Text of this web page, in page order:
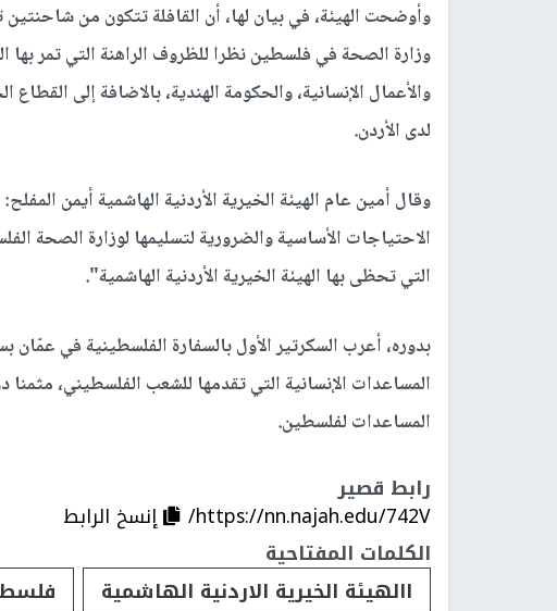
وأوضحت الهيئة، في بيان لها، أن القافلة تتكون من
وزارة الصحة في فلسطين نظرا للظروف الراهنة التي تمر بها
والأعمال الإنسانية، والحكومة الهندية، بالاضافة إلى
لدى الأردن.
وقال أمين عام الهيئة الخيرية الأردنية الهاشمية أيمن
الاحتياجات الأساسية والضرورية لتسليمها لوزارة الصحة
التي تحظى بها الهيئة الخيرية الأردنية الهاشمية".
بدوره، أعرب السكرتير الأول بالسفارة الفلسطينية في
المساعدات الإنسانية التي تقدمها للشعب الفلسطيني، مثمنا
المساعدات لفلسطين.
رابط قصير
https://nn.najah.edu/742V/
إنسخ الرابط
الكلمات المفتاحية
االهيئة الخيرية الاردنية الهاشمية